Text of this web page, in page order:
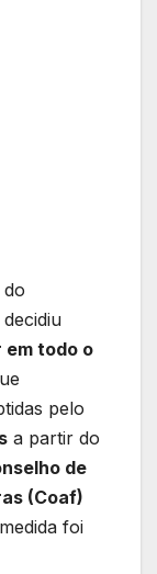
do
decidiu
em todo o
pelo
a partir do
de
(Coaf)
foi